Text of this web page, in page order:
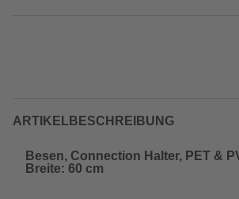
ARTIKELBESCHREIBUNG
Besen, Connection Halter, PET &
Breite: 60 cm